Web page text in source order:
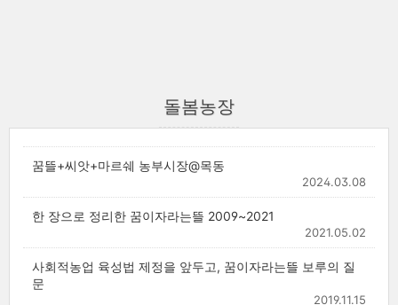
돌봄농장
꿈뜰+씨앗+마르쉐 농부시장@목동
2024.03.08
한 장으로 정리한 꿈이자라는뜰 2009~2021
2021.05.02
사회적농업 육성법 제정을 앞두고, 꿈이자라는뜰 보루의 질
문
2019.11.15